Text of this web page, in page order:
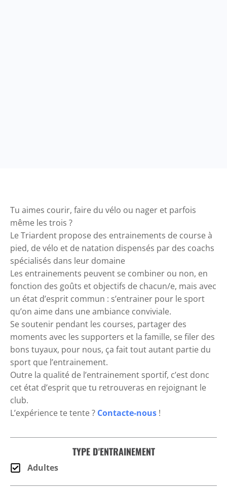
TYPE D'ENTRAINEMENT
Adultes
Tu aimes courir, faire du vélo ou nager et parfois
même les trois ?
Le Triardent propose des entrainements de course à
pied, de vélo et de natation dispensés par des coachs
spécialisés dans leur domaine
Les entrainements peuvent se combiner ou non, en
fonction des goûts et objectifs de chacun/e, mais avec
un état d’esprit commun : s’entrainer pour le sport
qu’on aime dans une ambiance conviviale.
Se soutenir pendant les courses, partager des
moments avec les supporters et la famille, se filer des
bons tuyaux, pour nous, ça fait tout autant partie du
sport que l’entrainement.
Outre la qualité de l’entrainement sportif, c’est donc
cet état d’esprit que tu retrouveras en rejoignant le
club.
L’expérience te tente ? Contacte-nous !